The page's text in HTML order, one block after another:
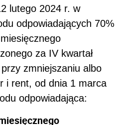
lutego 2024 r. w
odpowiadających 70%
za IV kwartał
zmniejszaniu albo
i rent, od dnia 1 marca
odpowiadająca: